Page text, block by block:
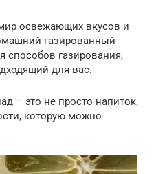
освежающих вкусов и
газированный
способов газирования,
для вас.
– это не просто напиток,
которую можно